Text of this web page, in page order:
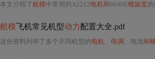
本文介绍了航模中常用的A2212电机和6040E螺旋桨
航模飞机常见机型动力配置大全.pdf
这份资料列举了多个不同机型的电机、 电调 、电池和